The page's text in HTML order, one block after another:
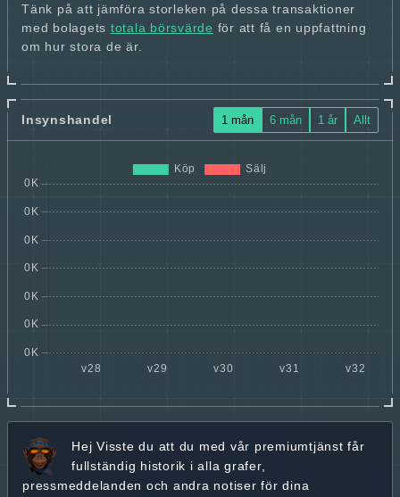
Tänk på att jämföra storleken på dessa transaktioner
med bolagets totala börsvärde för att få en uppfattning
om hur stora de är.
Insynshandel 1 mån 6 mån 1 år Allt
Hej Visste du att du med vår premiumtjänst får
fullständig historik i alla grafer,
pressmeddelanden och andra notiser för dina